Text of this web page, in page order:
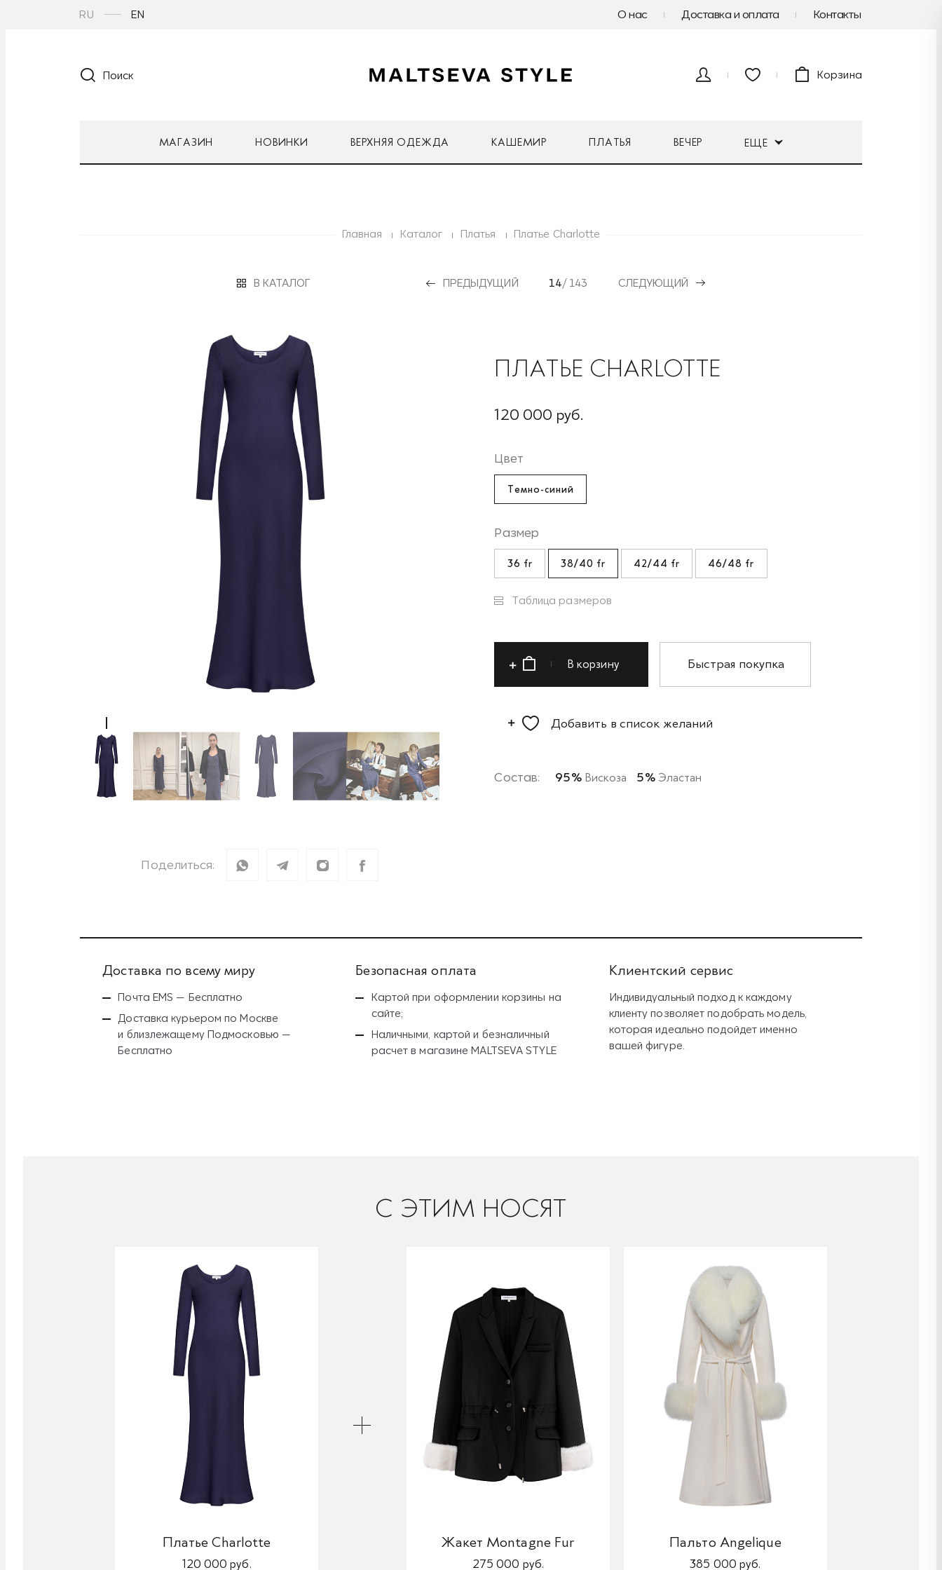
RU EN О нас Доставка и оплата Контакты
Поиск Корзина
МАГАЗИН НОВИНКИ ВЕРХНЯЯ ОДЕЖДА КАШЕМИР ПЛАТЬЯ ВЕЧЕР ЕЩЕ
Главная Каталог Платья Платье Charlotte
В КАТАЛОГ ПРЕДЫДУЩИЙ 14/ 143 СЛЕДУЮЩИЙ
Поделиться:
ПЛАТЬЕ CHARLOTTE
120 000 руб.
Цвет
Темно-синий
Размер
36 fr 38/40 fr 42/44 fr 46/48 fr
Таблица размеров
В корзину Быстрая покупка
Добавить в список желаний
Состав: 95%Вискоза 5%Эластан
Доставка по всему миру
Почта EMS — Бесплатно
Доставка курьером по Москве
и близлежащему Подмосковью —
Бесплатно
Безопасная оплата
Картой при оформлении корзины на
сайте;
Наличными, картой и безналичный
расчетв магазине MALTSEVA STYLE
Клиентский сервис
Индивидуальный подход к каждому
клиенту позволяет подобрать модель,
которая идеально подойдет именно
вашей фигуре.
C ЭТИМ НОСЯТ
Платье Charlotte
120 000 руб.
Жакет Montagne Fur
275 000 руб.
Пальто Angelique
385 000 руб.